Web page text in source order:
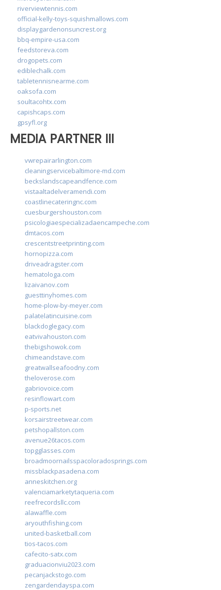
riverviewtennis.com
official-kelly-toys-squishmallows.com
displaygardenonsuncrest.org
bbq-empire-usa.com
feedstoreva.com
drogopets.com
ediblechalk.com
tabletennisnearme.com
oaksofa.com
soultacohtx.com
capishcaps.com
gpsyfl.org
MEDIA PARTNER III
vwrepairarlington.com
cleaningservicebaltimore-md.com
beckslandscapeandfence.com
vistaaltadelveramendi.com
coastlinecateringnc.com
cuesburgershouston.com
psicologiaespecializadaencampeche.com
dmtacos.com
crescentstreetprinting.com
hornopizza.com
driveadragster.com
hematologa.com
lizaivanov.com
guesttinyhomes.com
home-plow-by-meyer.com
palatelatincuisine.com
blackdoglegacy.com
eatvivahouston.com
thebigshowok.com
chimeandstave.com
greatwallseafoodny.com
theloverose.com
gabriovoice.com
resinflowart.com
p-sports.net
korsairstreetwear.com
petshopallston.com
avenue26tacos.com
topgglasses.com
broadmoornailsspacoloradosprings.com
missblackpasadena.com
anneskitchen.org
valenciamarketytaqueria.com
reefrecordsllc.com
alawaffle.com
aryouthfishing.com
united-basketball.com
tios-tacos.com
cafecito-satx.com
graduacionviu2023.com
pecanjackstogo.com
zengardendayspa.com